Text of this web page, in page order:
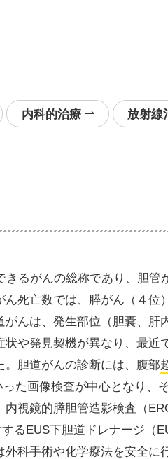
内科的治療 放射線
るがんの総称であり、胆管
死亡数では、膵がん（４位
んは、発生部位（胆嚢、肝
や発見契機が異なり、最近
胆道がんの診断には、腹部
た画像検査が中心となり、
視鏡的膵胆管造影検査（
るEUS下胆道ドレナージ（
科手術や化学療法を安全に